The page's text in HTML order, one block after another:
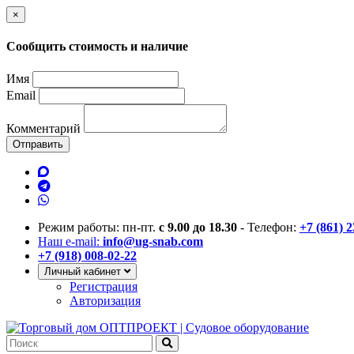
×
Сообщить стоимость и наличие
Имя
Email
Комментарий
Отправить
Режим работы: пн-пт. с 9.00 до 18.30 - Телефон: +7 (861)
Наш e-mail: info@ug-snab.com
+7 (918) 008-02-22
Личный кабинет
Регистрация
Авторизация